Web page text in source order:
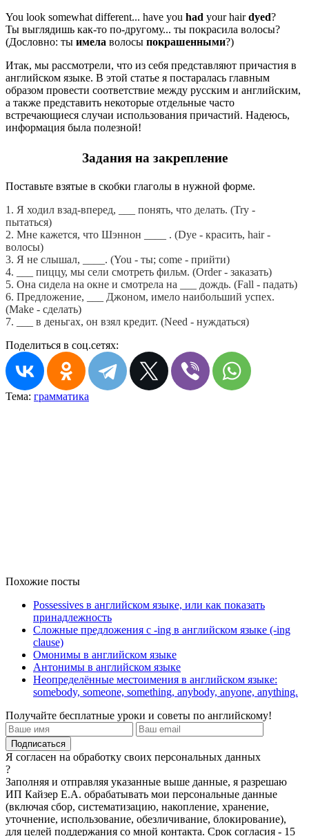
You look somewhat different... have you had your hairdyed?
Ты выглядишь как-то по-другому... ты покрасила волосы?
(Дословно: ты имела волосы покрашенными?)
Итак, мы рассмотрели, что из себя представляют причастия в
английском языке. В этой статье я постаралась главным
образом провести соответствие между русским и английским,
а также представить некоторые отдельные часто
встречающиеся случаи использования причастий. Надеюсь,
информация была полезной!
Задания на закрепление
Поставьте взятые в скобки глаголы в нужной форме.
1. Я ходил взад-вперед, ___ понять, что делать. (Try -
пытаться)
2. Мне кажется, что Шэннон ____ . (Dye - красить, hair -
волосы)
3. Я не слышал, ____. (You - ты; come - прийти)
4. ___ пиццу, мы сели смотреть фильм. (Order - заказать)
5. Она сидела на окне и смотрела на ___ дождь. (Fall - падать)
6. Предложение, ___ Джоном, имело наибольший успех.
(Make - сделать)
7. ___ в деньгах, он взял кредит. (Need - нуждаться)
Поделиться в соц.сетях:
Тема: грамматика
Похожие посты
Possessives в английском языке, или как показать
принадлежность
Сложные предложения с -ing в английском языке (-ing
clause)
Омонимы в английском языке
Антонимы в английском языке
Неопределённые местоимения в английском языке:
somebody, someone, something, anybody, anyone, anything.
Получайте бесплатные уроки и советы по английскому!
Я согласен на обработку своих персональных данных
?
Заполняя и отправляя указанные выше данные, я разрешаю
ИП Кайзер Е.А. обрабатывать мои персональные данные
(включая сбор, систематизацию, накопление, хранение,
уточнение, использование, обезличивание, блокирование),
для целей поддержания со мной контакта. Срок согласия - 15